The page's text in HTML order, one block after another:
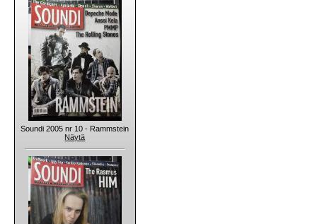
Soundi 2005 nr 10 - Rammstein
Näytä